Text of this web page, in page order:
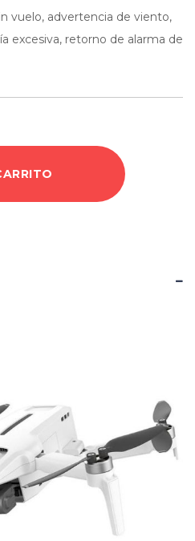
vuelo, advertencia de viento,
excesiva, retorno de alarma de